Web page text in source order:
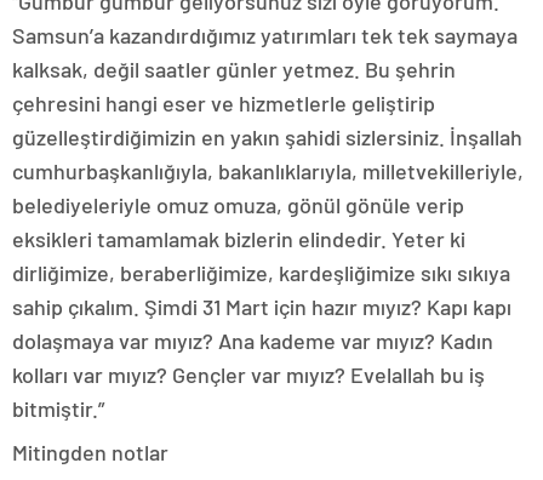
Samsun’a kazandırdığımız yatırımları tek tek saymaya
kalksak, değil saatler günler yetmez. Bu şehrin
çehresini hangi eser ve hizmetlerle geliştirip
güzelleştirdiğimizin en yakın şahidi sizlersiniz. İnşallah
cumhurbaşkanlığıyla, bakanlıklarıyla, milletvekilleriyle,
belediyeleriyle omuz omuza, gönül gönüle verip
eksikleri tamamlamak bizlerin elindedir. Yeter ki
dirliğimize, beraberliğimize, kardeşliğimize sıkı sıkıya
sahip çıkalım. Şimdi 31 Mart için hazır mıyız? Kapı kapı
dolaşmaya var mıyız? Ana kademe var mıyız? Kadın
kolları var mıyız? Gençler var mıyız? Evelallah bu iş
bitmiştir.”
Mitingden notlar